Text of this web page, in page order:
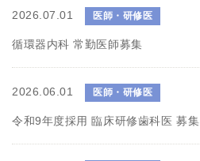
2026.07.01 医師・研修医
循環器内科 常勤医師募集
2026.06.01 医師・研修医
令和9年度採用 臨床研修歯科医 募集